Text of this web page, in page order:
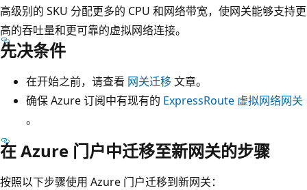
高级别的 SKU 分配更多的 CPU 和网络带宽，使网关能够支持更
高的吞吐量和更可靠的虚拟网络连接。
先决条件
在开始之前，请查看 网关迁移文章。
确保 Azure 订阅中有现有的 ExpressRoute 虚拟网络网关
。
在 Azure 门户中迁移至新网关的步骤
按照以下步骤使用 Azure 门户迁移到新网关：